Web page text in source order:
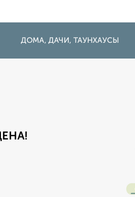
ДОМА, ДАЧИ, ТАУНХАУСЫ